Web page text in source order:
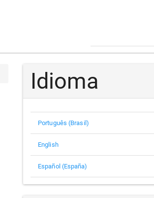
Idioma
Português (Brasil)
English
Español (España)